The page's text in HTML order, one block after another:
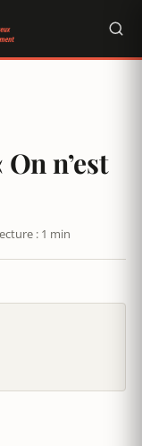
n’est
: 1 min